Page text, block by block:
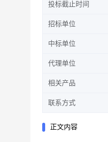
投标截止时间
招标单位
中标单位
代理单位
相关产品
联系方式
正文内容